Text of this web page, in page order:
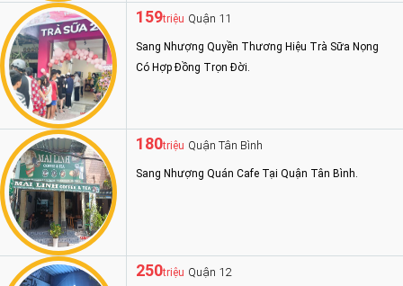
159triệu Quận 11
Sang Nhượng Quyền Thương Hiệu Trà Sữa Nọng
Có Hợp Đồng Trọn Đời.
180triệu Quận Tân Bình
Sang Nhượng Quán Cafe Tại Quận Tân Bình.
250triệu Quận 12